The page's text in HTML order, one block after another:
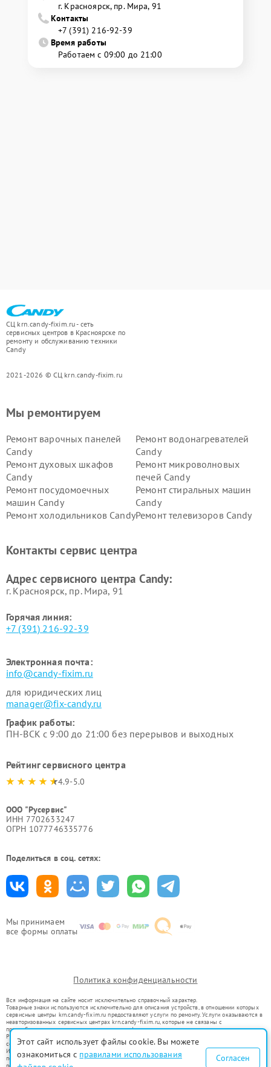
г. Красноярск, ​пр. Мира, 91
Контакты
+7 (391) 216-92-39
Время работы
Работаем с 09:00 до 21:00
СЦ krn.candy-fixim.ru - сеть
сервисных центров в Красноярске по
ремонту и обслуживанию техники
Candy
2021-2026 © СЦ krn.candy-fixim.ru
Мы принимаем
все формы оплаты
Мы ремонтируем
Ремонт варочных панелей
Candy
Ремонт водонагревателей
Candy
Ремонт духовых шкафов
Candy
Ремонт микроволновых
печей Candy
Ремонт посудомоечных
машин Candy
Ремонт стиральных машин
Candy
Ремонт холодильников CandyРемонт телевизоров Candy
Контакты сервис центра
Адрес сервисного центра Candy:
г. Красноярск, ​пр. Мира, 91
Горячая линия:
+7 (391) 216-92-39
Электронная почта:
info@candy-fixim.ru
для юридических лиц
manager@fix-candy.ru
График работы:
ПН-ВСК с 9:00 до 21:00 без перерывов и выходных
Рейтинг сервисного центра
4.9-5.0
ООО "Русервис"
ИНН 7702633247
ОГРН 1077746335776
Поделиться в соц. сетях:
Политика конфиденциальности
Вся информация на сайте носит исключительно справочный характер.
Товарные знаки используются исключительно для описания устройств, в отношении которых
сервисные центры krn.candy-fixim.ru предоставляют услуги по ремонту. Услуги оказываются в
неавторизованных сервисных центрах krn.candy-fixim.ru, которые не связаны с
правообладателями товарных знаков или их официальными представителями.
Ремонт осуществляется для устройств, уже введенных в гражданский оборот в соответствии
со статьей 1487 ГК РФ.
Использование товарных знаков не преследует цели индивидуализации услуг или введения
потребителей в заблуждение, а служит для информирования о предоставляемых услугах по
Этот сайт использует файлы cookie. Вы можете
ознакомиться с правилами использования
Согласен